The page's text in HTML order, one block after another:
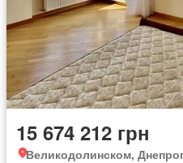
15 674 212 грн
Великодолинском,